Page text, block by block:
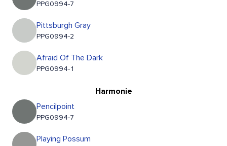
PPG0994-7
Pittsburgh Gray
PPG0994-2
Afraid Of The Dark
PPG0994-1
Harmonie
Pencilpoint
PPG0994-7
Playing Possum